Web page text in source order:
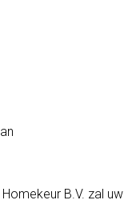
B.V. zal uw